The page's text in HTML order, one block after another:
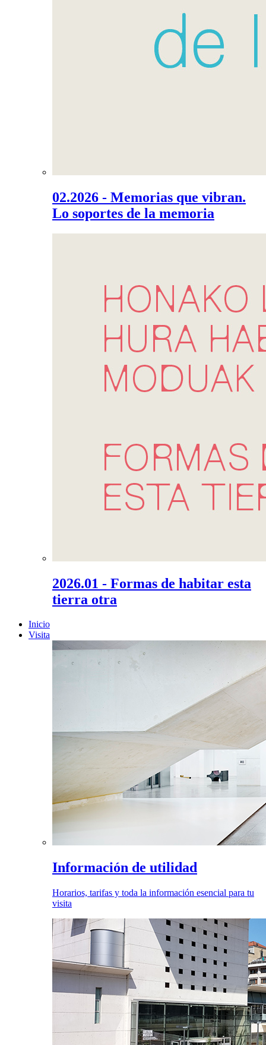
02.2026 - Memorias que vibran.
Lo soportes de la memoria
2026.01 - Formas de habitar esta
tierra otra
Inicio
Visita
Información de utilidad
Horarios, tarifas y toda la información esencial para tu
visita